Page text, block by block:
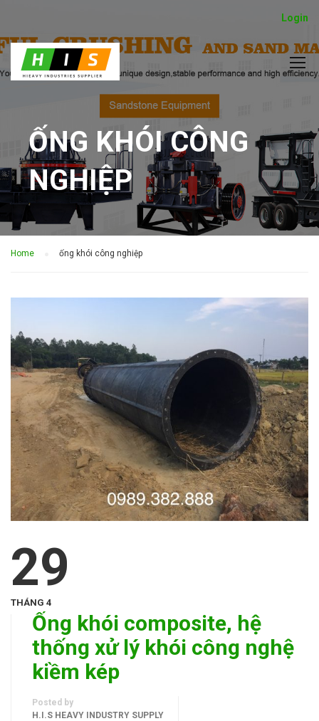
Login
ỐNG KHÓI CÔNG
NGHIỆP
Home ống khói công nghiệp
29
THÁNG 4
Ống khói composite, hệ
thống xử lý khói công nghệ
kiềm kép
Posted by
H.I.S HEAVY INDUSTRY SUPPLY